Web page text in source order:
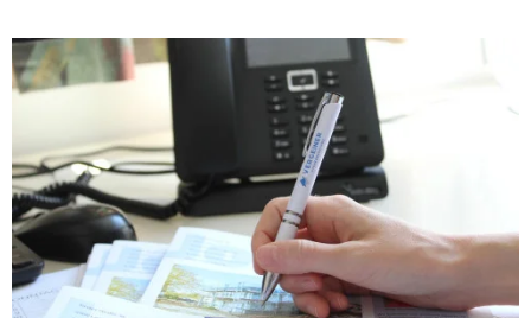
(Homeoffice) bis zu insgesamt 300 € pro
Kalenderjahr als Werbungskosten steuerlich geltend
gemacht werden, sofern der Arbeitnehmer
zumindest 26 Homeoffice-Tage im Kalenderjahr
geleistet hat. Wichtige Voraussetzung für den Abzug
als Werbungskosten ist, dass nicht gleichzeitig
Ausgaben für ein Arbeitszimmer s…